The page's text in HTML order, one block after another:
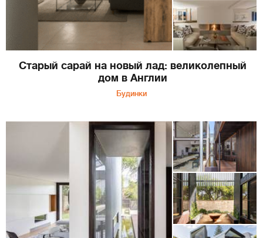
Старый сарай на новый лад: великолепный
дом в Англии
Будинки